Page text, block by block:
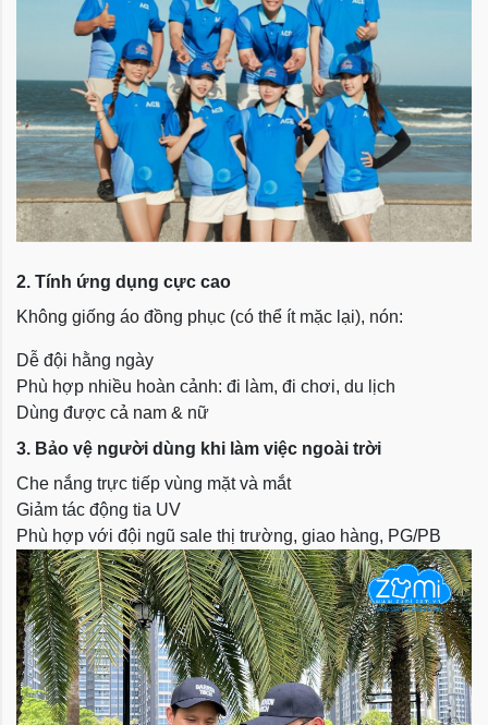
2. Tính ứng dụng cực cao
Không giống áo đồng phục (có thể ít mặc lại), nón:
Dễ đội hằng ngày
Phù hợp nhiều hoàn cảnh: đi làm, đi chơi, du lịch
Dùng được cả nam & nữ
3. Bảo vệ người dùng khi làm việc ngoài trời
Che nắng trực tiếp vùng mặt và mắt
Giảm tác động tia UV
Phù hợp với đội ngũ sale thị trường, giao hàng, PG/PB